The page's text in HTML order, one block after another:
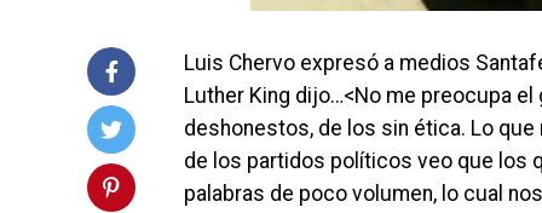
Luis Chervo expresó a medios
Luther King dijo…<No me preocupa
deshonestos, de los sin ética. Lo
de los partidos políticos veo que los
palabras de poco volumen, lo cual